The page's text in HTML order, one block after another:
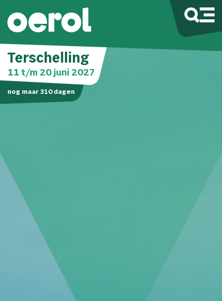
Terschelling
11 t/m 20 juni 2027
nog maar 310dagen